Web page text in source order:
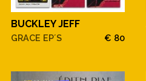
BUCKLEY JEFF
GRACE EP´S € 80